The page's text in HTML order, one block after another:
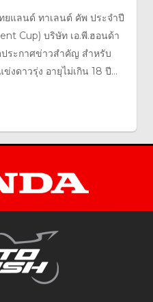
ยแลนด์ ทาเลนต์ คัพ ประจำปี
Cup) บริษัท เอ.พี.ฮอนด้า
ประกาศข่าวสำคัญ สำหรับ
งดาวรุ่ง อายุไม่เกิน 18 ปี...